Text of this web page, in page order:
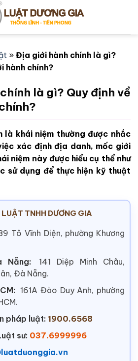
» Địa giới hành chính là gì?
hành chính?
là gì? Quy định về
là khái niệm thường được nhắc
xác định địa danh, mốc giới
niệm này được hiểu cụ thể như
sử dụng để thực hiện kỹ thuật
TNHH DƯƠNG GIA
Tô Vĩnh Diện, phường Khương
Nẵng:
141 Diệp Minh Châu,
Đà Nẵng.
161A Đào Duy Anh, phường
pháp luật: 1900.6568
sư: 037.6999996